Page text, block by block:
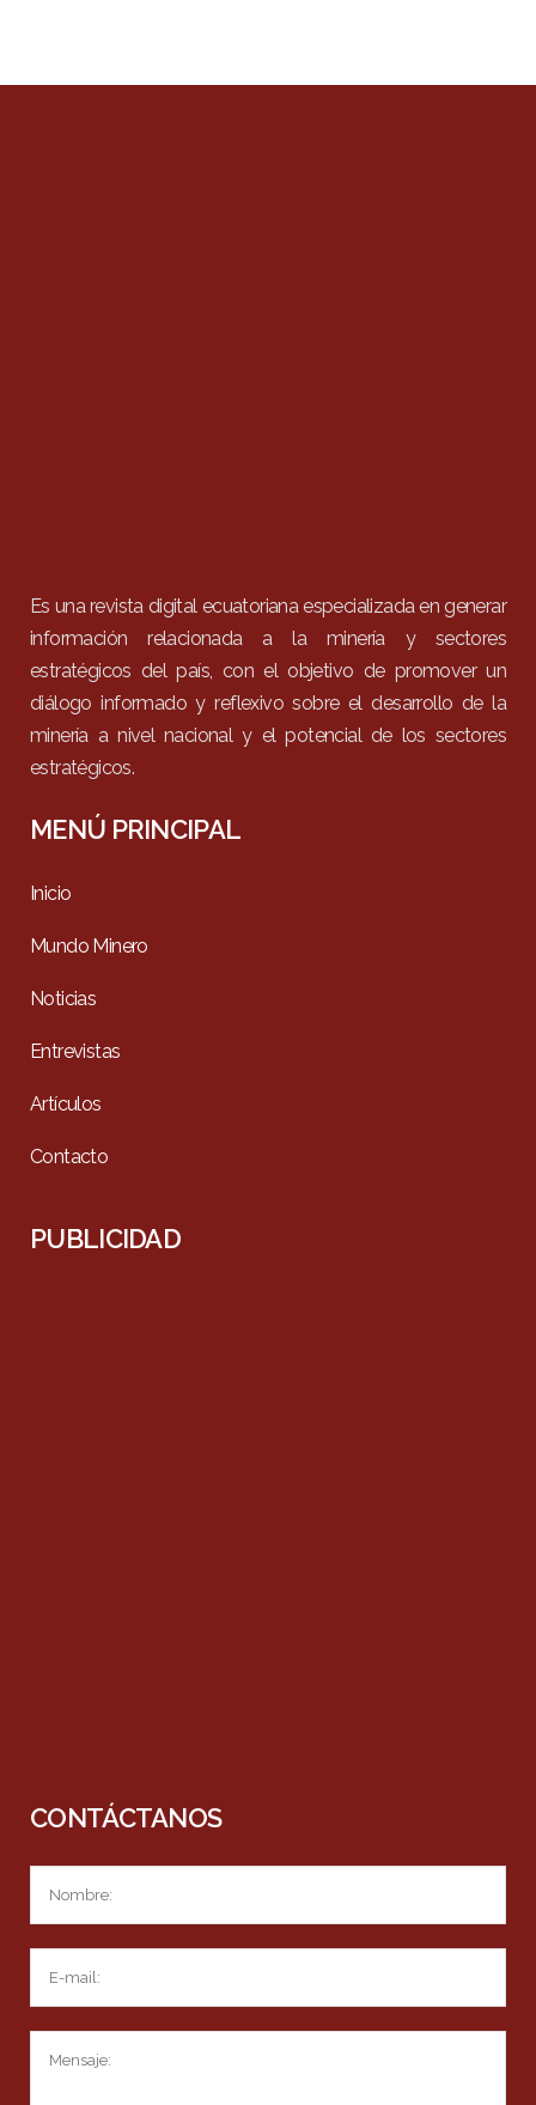
Es una revista digital ecuatoriana especializada en generar
información relacionada a la minería y sectores
estratégicos del país, con el objetivo de promover un
diálogo informado y reflexivo sobre el desarrollo de la
minería a nivel nacional y el potencial de los sectores
estratégicos.
MENÚ PRINCIPAL
Inicio
Mundo Minero
Noticias
Entrevistas
Artículos
Contacto
PUBLICIDAD
CONTÁCTANOS